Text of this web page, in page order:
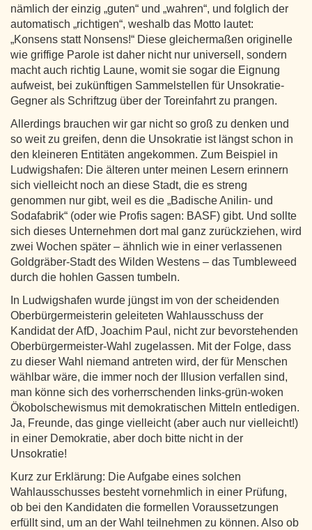
nämlich der einzig „guten“ und „wahren“, und folglich der
automatisch „richtigen“, weshalb das Motto lautet:
„Konsens statt Nonsens!“ Diese gleichermaßen originelle
wie griffige Parole ist daher nicht nur universell, sondern
macht auch richtig Laune, womit sie sogar die Eignung
aufweist, bei zukünftigen Sammelstellen für Unsokratie-
Gegner als Schriftzug über der Toreinfahrt zu prangen.
Allerdings brauchen wir gar nicht so groß zu denken und
so weit zu greifen, denn die Unsokratie ist längst schon in
den kleineren Entitäten angekommen. Zum Beispiel in
Ludwigshafen: Die älteren unter meinen Lesern erinnern
sich vielleicht noch an diese Stadt, die es streng
genommen nur gibt, weil es die „Badische Anilin- und
Sodafabrik“ (oder wie Profis sagen: BASF) gibt. Und sollte
sich dieses Unternehmen dort mal ganz zurückziehen, wird
zwei Wochen später – ähnlich wie in einer verlassenen
Goldgräber-Stadt des Wilden Westens – das Tumbleweed
durch die hohlen Gassen tumbeln.
In Ludwigshafen wurde jüngst im von der scheidenden
Oberbürgermeisterin geleiteten Wahlausschuss der
Kandidat der AfD, Joachim Paul, nicht zur bevorstehenden
Oberbürgermeister-Wahl zugelassen. Mit der Folge, dass
zu dieser Wahl niemand antreten wird, der für Menschen
wählbar wäre, die immer noch der Illusion verfallen sind,
man könne sich des vorherrschenden links-grün-woken
Ökobolschewismus mit demokratischen Mitteln entledigen.
Ja, Freunde, das ginge vielleicht (aber auch nur vielleicht!)
in einer Demokratie, aber doch bitte nicht in der
Unsokratie!
Kurz zur Erklärung: Die Aufgabe eines solchen
Wahlausschusses besteht vornehmlich in einer Prüfung,
ob bei den Kandidaten die formellen Voraussetzungen
erfüllt sind, um an der Wahl teilnehmen zu können. Also ob